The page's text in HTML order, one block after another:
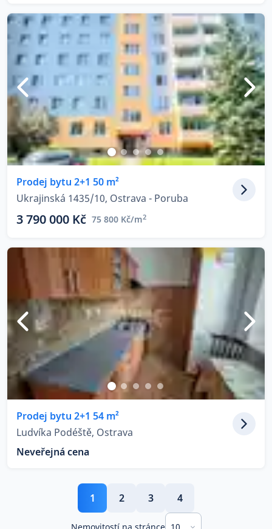
Prodej bytu 2+1 50 m²
Ukrajinská 1435/10, Ostrava - Poruba
3 790 000 Kč 75 800 Kč/m2
Prodej bytu 2+1 54 m²
Ludvíka Podéště, Ostrava
Neveřejná cena
1 2 3 4
10